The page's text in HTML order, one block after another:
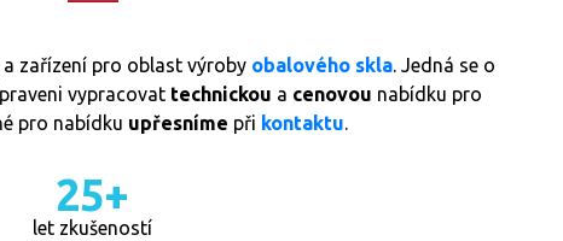
zařízení pro oblast výroby obalového skla. Jedná se o
vypracovat technickou a cenovou nabídku pro
pro nabídku upřesníme při kontaktu.
25+
let zkušeností